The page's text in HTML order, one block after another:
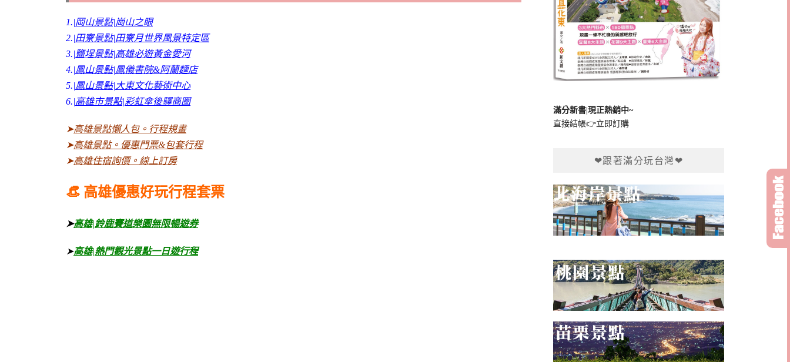
1.|岡山景點|崗山之眼
2.|田寮景點|田寮月世界風景特定區
3.|鹽埕景點|高雄必遊黃金愛河
4.|鳳山景點|鳳儀書院&阿蘭麵店
5.|鳳山景點|大東文化藝術中心
6.|高雄市景點|彩虹傘後驛商圈
➤高雄景點懶人包。行程規畫
➤高雄景點。優惠門票&包套行程
➤高雄住宿詢價。線上訂房
👒 高雄優惠好玩行程套票
➤高雄|鈴鹿賽道樂園無限暢遊券
➤高雄|熱門觀光景點一日遊行程
滿分新書|現正熱銷中~
直接結帳👉立即訂購
❤跟著滿分玩台灣❤